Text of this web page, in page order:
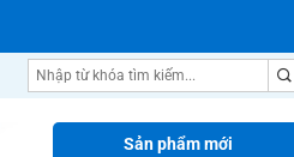
Sản phẩm mới